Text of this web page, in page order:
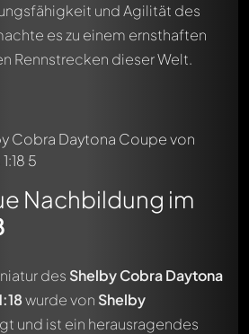
und Agilität des
es zu einem ernsthaften
Rennstrecken dieser Welt.
Nachbildung im
des Shelby Cobra Daytona
wurde von Shelby
und ist ein herausragendes